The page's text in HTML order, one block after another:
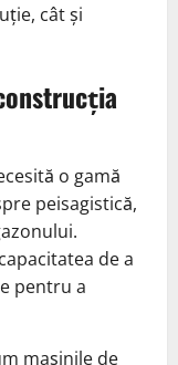
cât și
o gamă
peisagistică,
de a
pentru a
mașinile de